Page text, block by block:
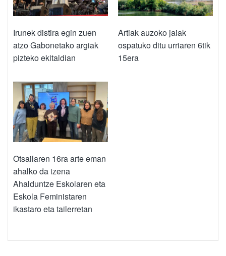
Irunek distira egin zuen
atzo Gabonetako argiak
pizteko ekitaldian
Artiak auzoko jaiak
ospatuko ditu urriaren 6tik
15era
Otsailaren 16ra arte eman
ahalko da izena
Ahalduntze Eskolaren eta
Eskola Feministaren
ikastaro eta tailerretan